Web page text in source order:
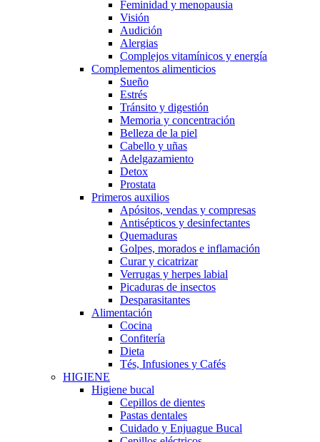
Feminidad y menopausia
Visión
Audición
Alergias
Complejos vitamínicos y energía
Complementos alimenticios
Sueño
Estrés
Tránsito y digestión
Memoria y concentración
Belleza de la piel
Cabello y uñas
Adelgazamiento
Detox
Prostata
Primeros auxilios
Apósitos, vendas y compresas
Antisépticos y desinfectantes
Quemaduras
Golpes, morados e inflamación
Curar y cicatrizar
Verrugas y herpes labial
Picaduras de insectos
Desparasitantes
Alimentación
Cocina
Confitería
Dieta
Tés, Infusiones y Cafés
HIGIENE
Higiene bucal
Cepillos de dientes
Pastas dentales
Cuidado y Enjuague Bucal